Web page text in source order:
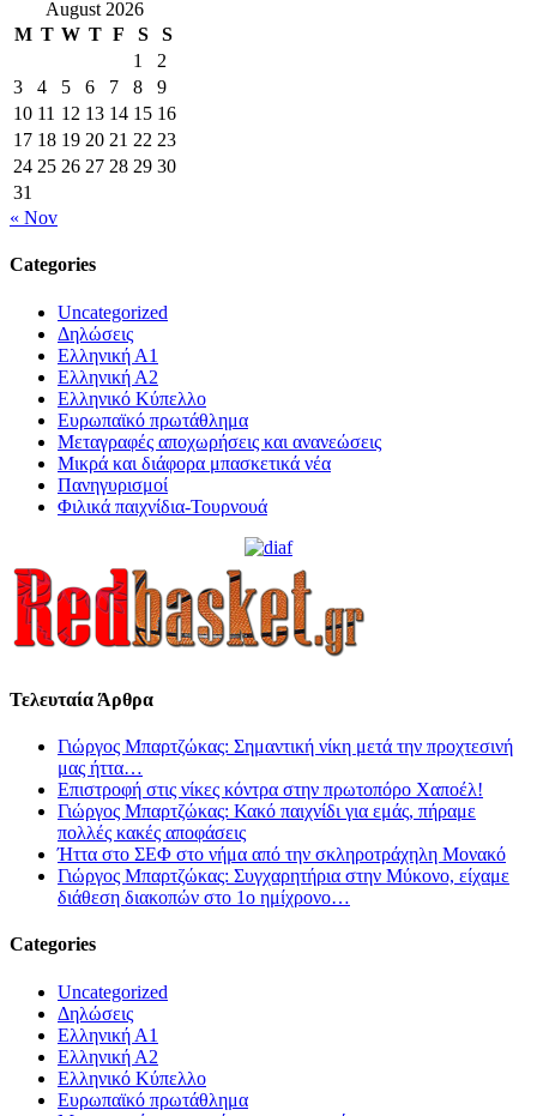
for: August 2026
M T W T F S
S
1
2
3
4 5 6 7 8
9
10 11 12 13 14 15 16
17 18 19 20 21 22 23
24 25 26 27 28 29 30
31
« Nov
Categories
Uncategorized
Δηλώσεις
Ελληνική Α1
Ελληνική Α2
Ελληνικό Κύπελλο
Ευρωπαϊκό πρωτάθλημα
Μεταγραφές αποχωρήσεις και ανανεώσεις
Μικρά και διάφορα μπασκετικά νέα
Πανηγυρισμοί
Φιλικά παιχνίδια-Τουρνουά
Τελευταία Άρθρα
Γιώργος Μπαρτζώκας: Σημαντική νίκη μετά την προχτεσινή
μας ήττα…
Επιστροφή στις νίκες κόντρα στην πρωτοπόρο Χαποέλ!
Γιώργος Μπαρτζώκας: Κακό παιχνίδι για εμάς, πήραμε
πολλές κακές αποφάσεις
Ήττα στο ΣΕΦ στο νήμα από την σκληροτράχηλη Μονακό
Γιώργος Μπαρτζώκας: Συγχαρητήρια στην Μύκονο, είχαμε
διάθεση διακοπών στο 1ο ημίχρονο…
Categories
Uncategorized
Δηλώσεις
Ελληνική Α1
Ελληνική Α2
Ελληνικό Κύπελλο
Ευρωπαϊκό πρωτάθλημα